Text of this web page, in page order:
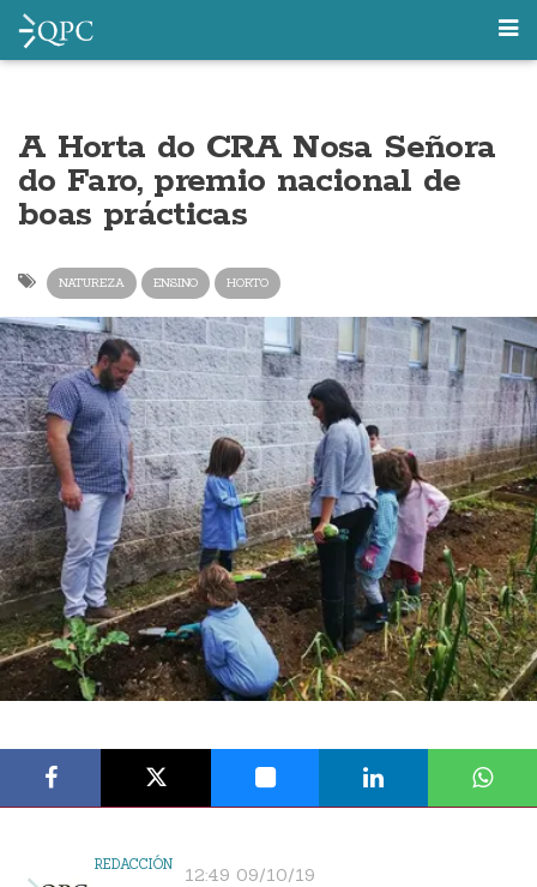
A Horta do CRA Nosa Señora
do Faro, premio nacional de
boas prácticas
NATUREZA ENSINO HORTO
REDACCIÓN 12:49 09/10/19